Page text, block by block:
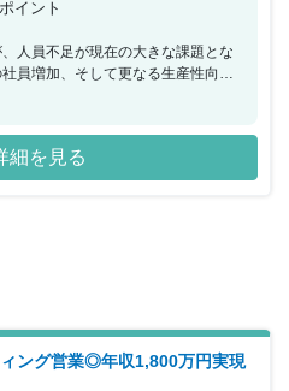
イント
人員不足が現在の大きな課題とな
員増加、そして更なる生産性向上
同社について】 同
建てる物件は、事業目的、ニー
ベストな提案を行うので、全てが
オーナー様にとって大切な物件だ
事を拡大させてまいりました。
細を見る
ィング営業◎年収1,800万円実現